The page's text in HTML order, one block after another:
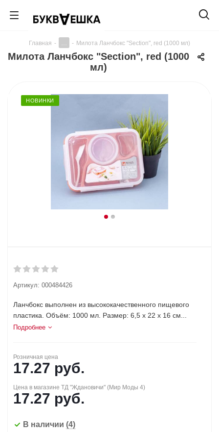
Главная - - Милота Ланчбокс "Section", red (1000 мл)
Милота Ланчбокс "Section", red (1000
мл)
НОВИНКИ
Артикул: 000484426
Ланчбокс выполнен из высококачественного пищевого
пластика. Объём: 1000 мл. Размер: 6,5 x 22 x 16 см...
Подробнее
Розничная цена
17.27 руб.
Цена в магазине ТД "Ждановичи" (Мир Моды 4)
17.27 руб.
В наличии (4)